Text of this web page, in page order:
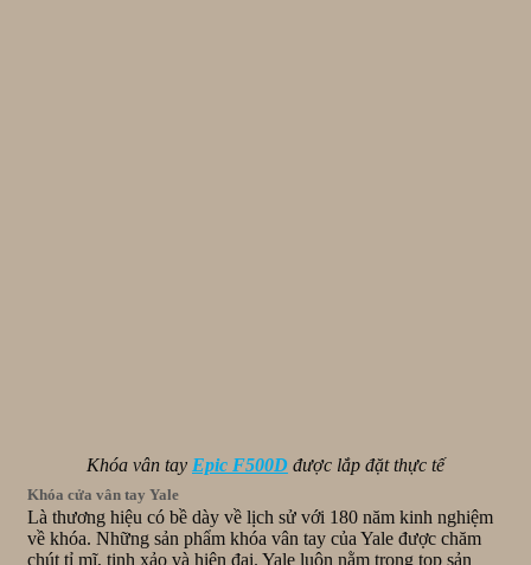
Khóa vân tay Epic F500D được lắp đặt thực tế
Khóa cửa vân tay Yale
Là thương hiệu có bề dày về lịch sử với 180 năm kinh nghiệm
về khóa. Những sản phẩm khóa vân tay của Yale được chăm
chút tỉ mĩ, tinh xảo và hiện đại. Yale luôn nằm trong top sản